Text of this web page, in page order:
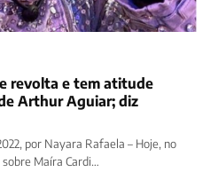
revolta e tem atitude
Arthur Aguiar; diz
por Nayara Rafaela – Hoje, no
Maíra Cardi…